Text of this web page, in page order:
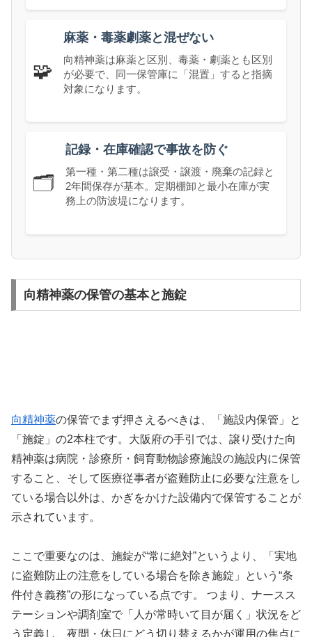
🧩
麻薬・毒薬劇薬と混ぜない
向精神薬は麻薬と区別、毒薬・劇薬とも区別
が必要で、同一保管庫に「混置」すると指摘
対象になります。
🗂️
記録・在庫確認で事故を防ぐ
第一種・第二種は譲受・譲渡・廃棄の記録と
2年間保存が基本。定期棚卸と最小在庫が実
務上の防波堤になります。
向精神薬の保管の基本と施錠
向精神薬の保管でまず押さえるべきは、「施設内保管」と
「施錠」の2本柱です。大阪府の手引では、譲り受けた向
精神薬は病院・診療所・飼育動物診療施設の施設内に保管
すること、そして医療従事者が盗難防止に必要な注意をし
ている場合以外は、かぎをかけた設備内で保管することが
示されています。
ここで重要なのは、施錠が“常に絶対”というより、「実地
に盗難防止の注意をしている場合を除き施錠」という“条
件付き義務”の形になっている点です。 つまり、ナースス
テーションや調剤室で「人が常時いて目が届く」状況をど
う定義し、夜間・休日にどう切り替えるかが運用の焦点に